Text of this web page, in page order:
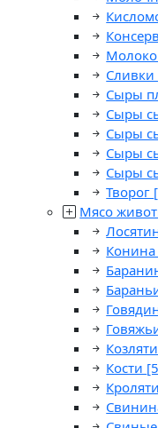
Молоко
Сливки
Сыры
Сыры
Сыры
Сыры
Сыры
Творог
Мясо
Кости